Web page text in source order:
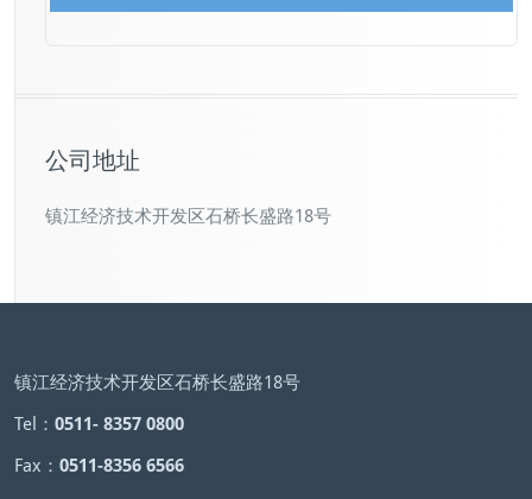
公司地址
镇江经济技术开发区石桥长盛路18号
镇江经济技术开发区石桥长盛路18号
Tel： 0511- 8357 0800
Fax： 0511-8356 6566